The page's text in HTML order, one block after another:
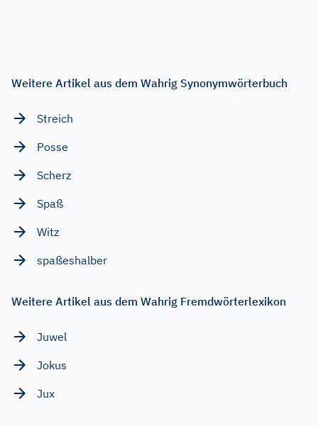
Weitere Artikel aus dem Wahrig Synonymwörterbuch
Streich
Posse
Scherz
Spaß
Witz
spaßeshalber
Weitere Artikel aus dem Wahrig Fremdwörterlexikon
Juwel
Jokus
Jux